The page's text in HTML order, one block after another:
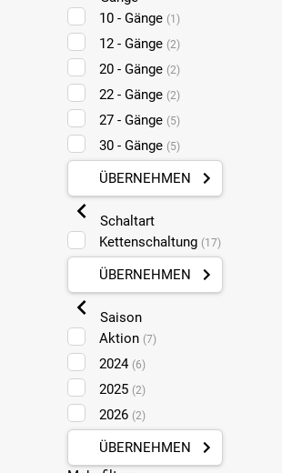
10 - Gänge (1)
12 - Gänge (2)
20 - Gänge (2)
22 - Gänge (2)
27 - Gänge (5)
30 - Gänge (5)
ÜBERNEHMEN
Schaltart
Kettenschaltung (17)
ÜBERNEHMEN
Saison
Aktion (7)
2024 (6)
2025 (2)
2026 (2)
ÜBERNEHMEN